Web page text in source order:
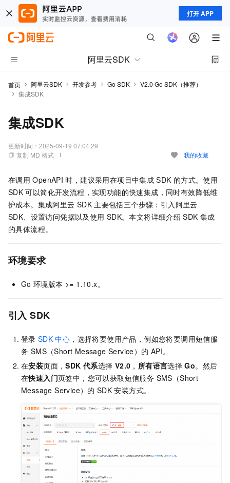
打开 APP
阿里云SDK
首页 阿里云SDK 开发参考 Go SDK
V2.0 Go SDK（推荐）
集成SDK
集成SDK
更新时间： 2025-09-19 07:04:29
复制 MD 格式
我的收藏
在调用 OpenAPI 时，建议采用在项目中集成 SDK 的方式。使用
SDK 可以简化开发流程，实现功能的快速集成，同时有效降低维
护成本。集成阿里云 SDK 主要包括三个步骤：引入阿里云
SDK、设置访问凭据以及使用 SDK。本文将详细介绍 SDK 集成
的具体流程。
环境要求
Go 环境版本 >= 1.10.x。
引入 SDK
登录 SDK 中心 ，选择将要使用产品，例如您将要调用短信服
务 SMS（Short Message Service） 的 API。
在安装页面 ，SDK 代系选择 V2.0 ， 所有语言选择 Go。然后
在快速入门页签中，您可以获取短信服务 SMS（Short
Message Service） 的 SDK 安装方式。